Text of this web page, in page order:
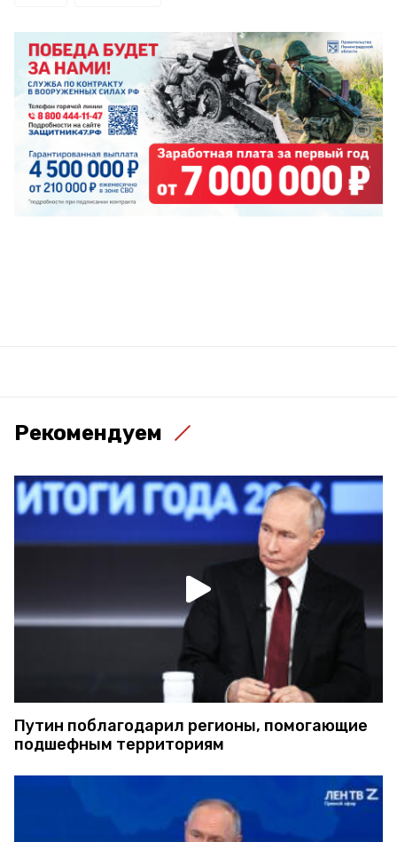
Рекомендуем
Путин поблагодарил регионы, помогающие
подшефным территориям